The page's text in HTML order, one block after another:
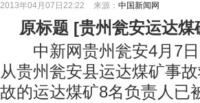
2013年04月07日22:22 来源： 中国新闻网
原标题 [贵州瓮安运达
中新网贵州瓮安4月7日
从贵州瓮安县运达煤矿事
故的运达煤矿8名负责人已